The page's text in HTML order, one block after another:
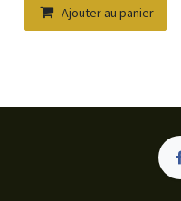
Ajouter au panier